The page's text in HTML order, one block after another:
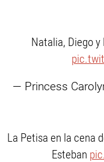
Natalia, Diego
— Princess
La Petisa en la cena
Esteban